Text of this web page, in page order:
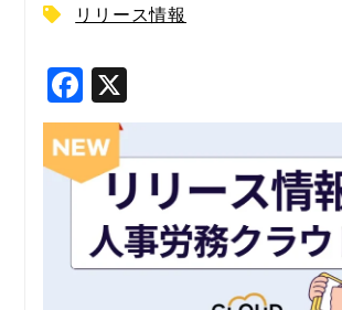
リリース情報
F
a
c
e
b
o